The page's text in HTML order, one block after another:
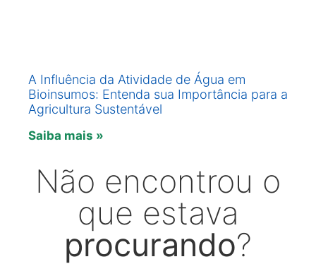
A Influência da Atividade de Água em
Bioinsumos: Entenda sua Importância para a
Agricultura Sustentável
Saiba mais »
Não encontrou o
que estava
procurando?